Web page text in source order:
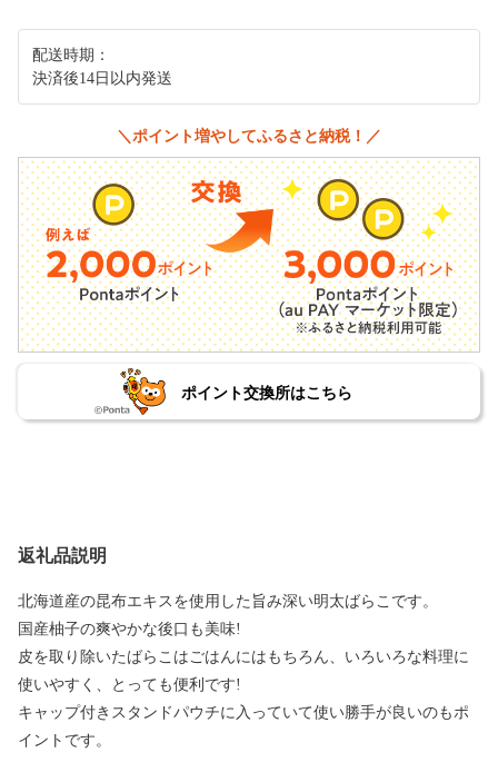
配送時期：
決済後14日以内発送
＼ポイント増やしてふるさと納税！／
ポイント交換所はこちら
返礼品説明
北海道産の昆布エキスを使用した旨み深い明太ばらこです。
国産柚子の爽やかな後口も美味!
皮を取り除いたばらこはごはんにはもちろん、いろいろな料理に
使いやすく、とっても便利です!
キャップ付きスタンドパウチに入っていて使い勝手が良いのもポ
イントです。